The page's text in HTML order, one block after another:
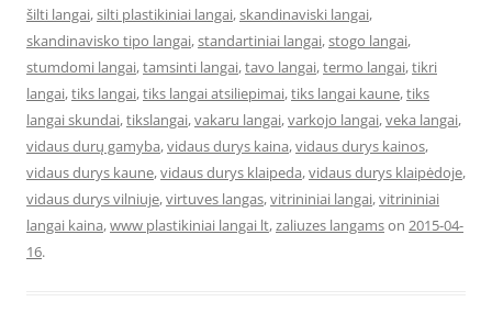
šilti langai,silti plastikiniai langai,skandinaviski langai,
skandinavisko tipo langai,standartiniai langai,stogo langai,
stumdomi langai,tamsinti langai,tavo langai,termo langai,tikri
langai,tiks langai,tiks langai atsiliepimai,tiks langai kaune,tiks
langai skundai,tikslangai,vakaru langai,varkojo langai,veka langai,
vidaus durų gamyba,vidaus durys kaina,vidaus durys kainos,
vidaus durys kaune,vidaus durys klaipeda,vidaus durys klaipėdoje,
vidaus durys vilniuje,virtuves langas,vitrininiai langai,vitrininiai
langai kaina,www plastikiniai langai lt,zaliuzes langamson 2015-04-
16.